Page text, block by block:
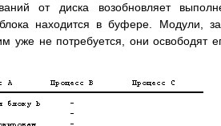
от диска возобновляет
находится в буфере. Модули,
уже не потребуется, они освободят